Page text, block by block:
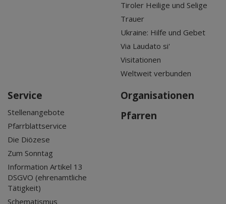
Tiroler Heilige und Selige
Trauer
Ukraine: Hilfe und Gebet
Via Laudato si'
Visitationen
Weltweit verbunden
Service
Stellenangebote
Pfarrblattservice
Die Diözese
Zum Sonntag
Information Artikel 13
DSGVO (ehrenamtliche
Tätigkeit)
Schematismus
Organisationen
Pfarren